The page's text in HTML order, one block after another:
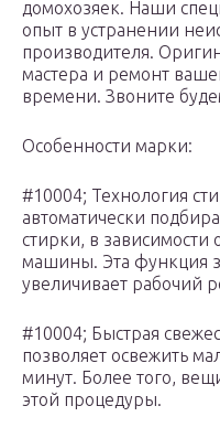
домохозяек. Наши
опыт в устранении
производителя.
мастера и ремонт
времени. Звоните
Особенности марки:
#10004; Технология
автоматически
стирки, в зависимости
машины. Эта функция
увеличивает рабочий
#10004; Быстрая
позволяет освежить
минут. Более того,
этой процедуры.